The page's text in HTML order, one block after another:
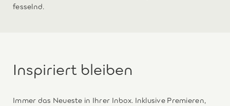
fesselnd.
Inspiriert bleiben
Immer das Neueste in Ihrer Inbox. Inklusive Premieren,